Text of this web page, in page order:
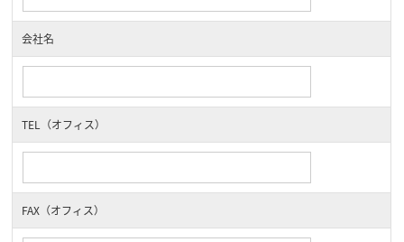
会社名
TEL（オフィス）
FAX（オフィス）